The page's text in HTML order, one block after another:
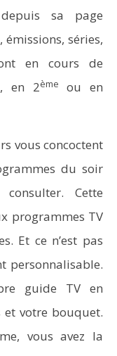
sa page
séries,
en cours de
, en 2ème
ou en
vous concoctent
du soir
Cette
programmes TV
Et ce n’est pas
personnalisable.
guide TV en
et votre bouquet.
vous avez la